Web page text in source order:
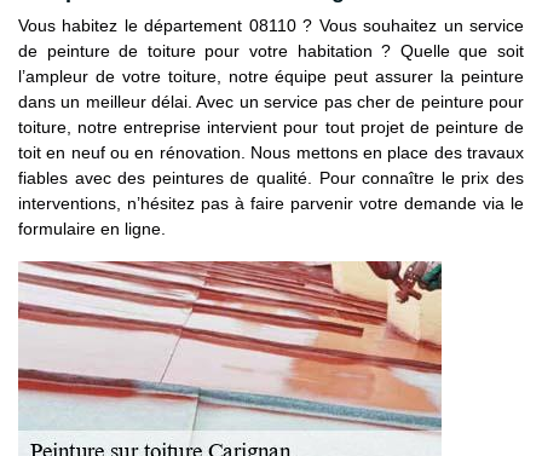
Vous habitez le département 08110 ? Vous souhaitez un service
de peinture de toiture pour votre habitation ? Quelle que soit
l’ampleur de votre toiture, notre équipe peut assurer la peinture
dans un meilleur délai. Avec un service pas cher de peinture pour
toiture, notre entreprise intervient pour tout projet de peinture de
toit en neuf ou en rénovation. Nous mettons en place des travaux
fiables avec des peintures de qualité. Pour connaître le prix des
interventions, n’hésitez pas à faire parvenir votre demande via le
formulaire en ligne.